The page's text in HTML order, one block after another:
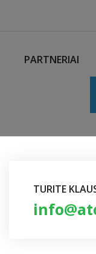
PARTNERIAI
TURITE